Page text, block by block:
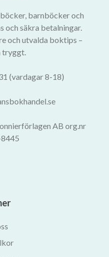
barnböcker och
och säkra betalningar.
och utvalda boktips –
tryggt.
(vardagar 8-18)
AB org.nr